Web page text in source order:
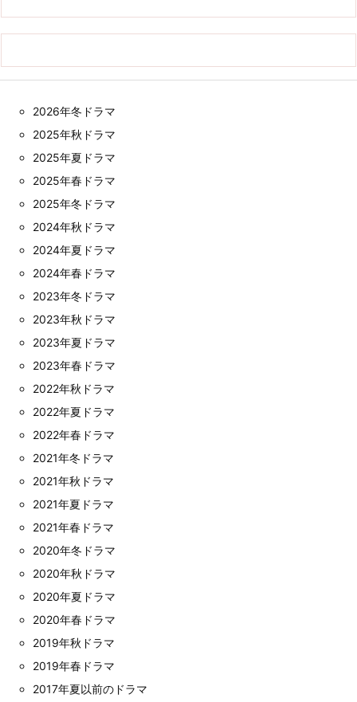
2026年冬ドラマ
2025年秋ドラマ
2025年夏ドラマ
2025年春ドラマ
2025年冬ドラマ
2024年秋ドラマ
2024年夏ドラマ
2024年春ドラマ
2023年冬ドラマ
2023年秋ドラマ
2023年夏ドラマ
2023年春ドラマ
2022年秋ドラマ
2022年夏ドラマ
2022年春ドラマ
2021年冬ドラマ
2021年秋ドラマ
2021年夏ドラマ
2021年春ドラマ
2020年冬ドラマ
2020年秋ドラマ
2020年夏ドラマ
2020年春ドラマ
2019年秋ドラマ
2019年春ドラマ
2017年夏以前のドラマ